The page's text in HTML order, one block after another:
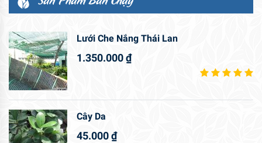
Lưới Che Nắng Thái Lan
1.350.000₫
Cây Da
45.000₫